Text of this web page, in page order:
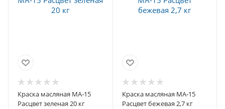
Краска масляная МА-15
Расцвет зеленая 20 кг
Краска масляная МА-15
Расцвет бежевая 2,7 кг